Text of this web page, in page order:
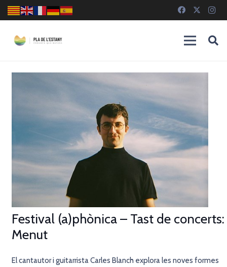
Festival (a)phònica – Tast de concerts:
Menut
El cantautor i guitarrista Carles Blanch explora les noves formes